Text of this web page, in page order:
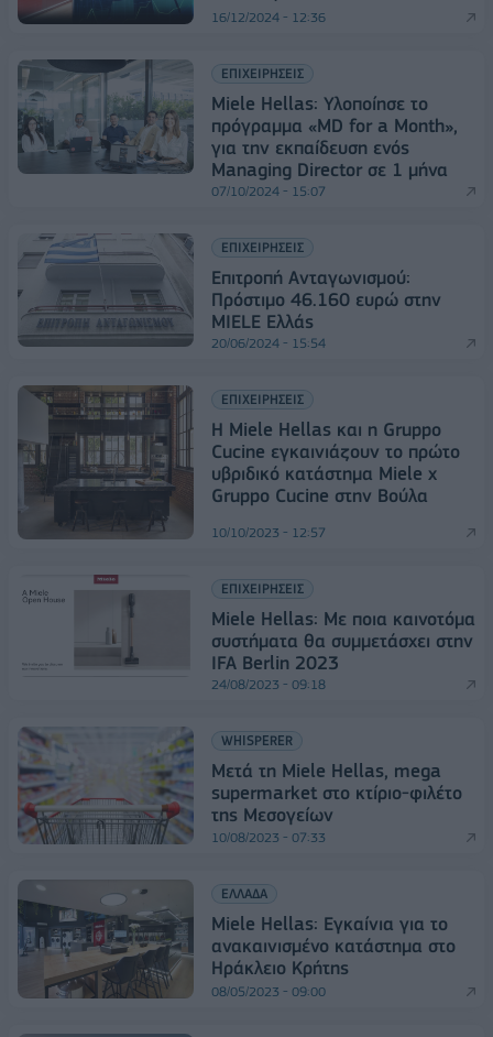
16/12/2024 - 12:36
ΕΠΙΧΕΙΡΗΣΕΙΣ
Miele Hellas: Υλοποίησε το
πρόγραμμα «MD for a Month»,
για την εκπαίδευση ενός
Managing Director σε 1 μήνα
07/10/2024 - 15:07
ΕΠΙΧΕΙΡΗΣΕΙΣ
Επιτροπή Ανταγωνισμού:
Πρόστιμο 46.160 ευρώ στην
MIELE Ελλάς
20/06/2024 - 15:54
ΕΠΙΧΕΙΡΗΣΕΙΣ
Η Miele Hellas και η Gruppo
Cucine εγκαινιάζουν το πρώτο
υβριδικό κατάστημα Miele x
Gruppo Cucine στην Βούλα
10/10/2023 - 12:57
ΕΠΙΧΕΙΡΗΣΕΙΣ
Miele Hellas: Mε ποια καινοτόμα
συστήματα θα συμμετάσχει στην
IFA Berlin 2023
24/08/2023 - 09:18
WHISPERER
Mετά τη Miele Hellas, mega
supermarket στο κτίριο-φιλέτο
της Μεσογείων
10/08/2023 - 07:33
ΕΛΛΑΔΑ
Miele Hellas: Εγκαίνια για το
ανακαινισμένο κατάστημα στο
Ηράκλειο Κρήτης
08/05/2023 - 09:00